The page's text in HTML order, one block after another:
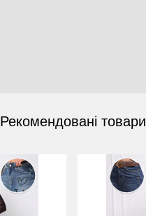
Рекомендовані товари